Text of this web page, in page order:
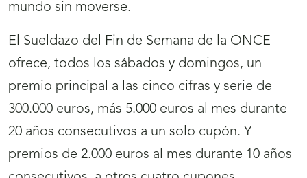
mundo sin moverse.
El Sueldazo del Fin de Semana de la ONCE
ofrece, todos los sábados y domingos, un
premio principal a las cinco cifras y serie de
300.000 euros, más 5.000 euros al mes durante
20 años consecutivos a un solo cupón. Y
premios de 2.000 euros al mes durante 10 años